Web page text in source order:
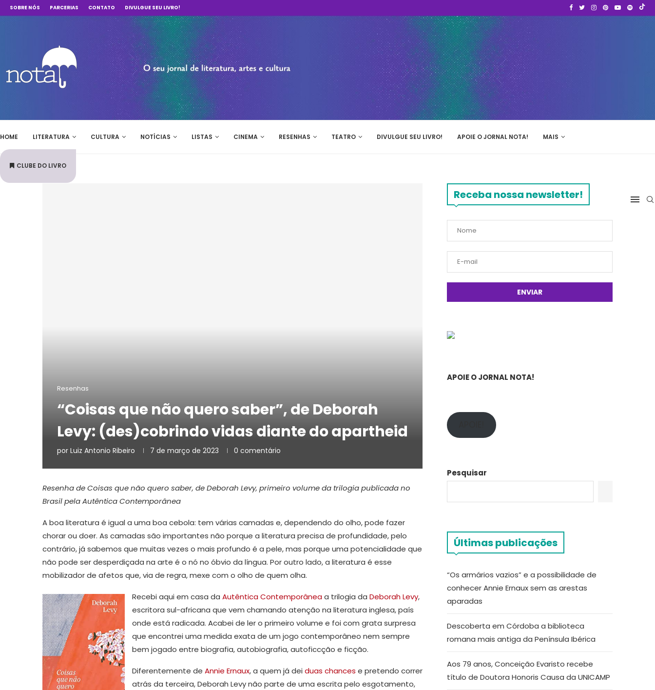
SOBRE NÓS PARCERIAS CONTATO DIVULGUE SEU LIVRO!
HOME LITERATURA CULTURA NOTÍCIAS LISTAS CINEMA RESENHAS TEATRO DIVULGUE SEU LIVRO! APOIE O JORNAL NOTA! MAIS
CLUBE DO LIVRO
Resenhas
“Coisas que não quero saber”, de Deborah
Levy: (des)cobrindo vidas diante do apartheid
por Luiz Antonio Ribeiro 7 de março de 2023 0 comentário
Resenha de Coisas que não quero saber, de Deborah Levy, primeiro volume da trilogia publicada no
Brasil pela Autêntica Contemporânea
A boa literatura é igual a uma boa cebola: tem várias camadas e, dependendo do olho, pode fazer
chorar ou doer. As camadas são importantes não porque a literatura precisa de profundidade, pelo
contrário, já sabemos que muitas vezes o mais profundo é a pele, mas porque uma potencialidade que
não pode ser desperdiçada na arte é o nó no óbvio da língua. Por outro lado, a literatura é esse
mobilizador de afetos que, via de regra, mexe com o olho de quem olha.
Recebi aqui em casa da Autêntica Contemporâneaa trilogia da Deborah Levy,
escritora sul-africana que vem chamando atenção na literatura inglesa, país
onde está radicada. Acabei de ler o primeiro volume e foi com grata surpresa
que encontrei uma medida exata de um jogo contemporâneo nem sempre
bem jogado entre biografia, autobiografia, autoficcção e ficção.
Diferentemente de Annie Ernaux, a quem já dei duas chances e pretendo correr
atrás da terceira, Deborah Levy não parte de uma escrita pelo esgotamento,
Receba nossa newsletter!
APOIE O JORNAL NOTA!
Pesquisar
Últimas publicações
“Os armários vazios” e a possibilidade de
conhecer Annie Ernaux sem as arestas
aparadas
Descoberta em Córdoba a biblioteca
romana mais antiga da Península Ibérica
Aos 79 anos, Conceição Evaristo recebe
título de Doutora Honoris Causa da UNICAMP